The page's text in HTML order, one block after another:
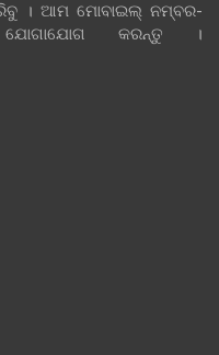
। ଆମ ମୋବାଇଲ୍ ନମ୍ବର-
ଯୋଗାଯୋଗ କରନ୍ତୁ ।